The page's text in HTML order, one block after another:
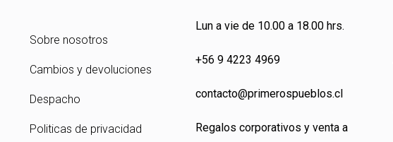
Sobre nosotros
Cambios y devoluciones
Despacho
Politicas de privacidad
Lun a vie de 10.00 a 18.00 hrs.
+56 9 4223 4969
contacto@primerospueblos.cl
Regalos corporativos y venta a